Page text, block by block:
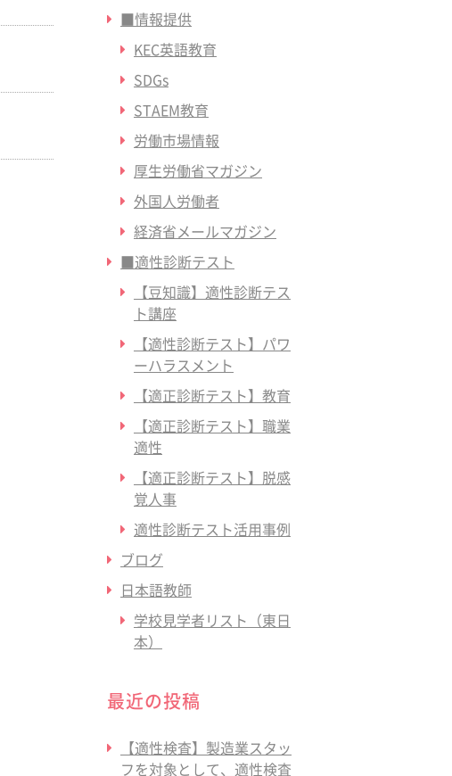
■情報提供
KEC英語教育
SDGs
STAEM教育
労働市場情報
厚生労働省マガジン
外国人労働者
経済省メールマガジン
■適性診断テスト
【豆知識】適性診断テス
ト講座
【適性診断テスト】パワ
ーハラスメント
【適正診断テスト】教育
【適正診断テスト】職業
適性
【適正診断テスト】脱感
覚人事
適性診断テスト活用事例
ブログ
日本語教師
学校見学者リスト（東日
本）
最近の投稿
【適性検査】製造業スタッ
フを対象として、適性検査